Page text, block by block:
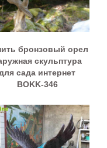
бронзовый орел
скульптура
сада интернет
BOKK-346